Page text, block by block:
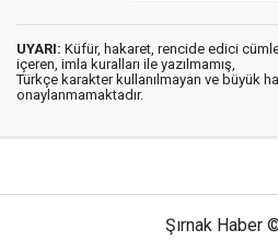
UYARI: Küfür, hakaret, rencide edici
içeren, imla kuralları ile yazılmamış,
Türkçe karakter kullanılmayan ve büyük
onaylanmamaktadır.
Şırnak Haber